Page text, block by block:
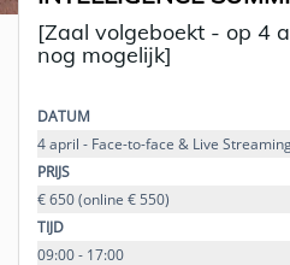
[Zaal volgeboekt - op 4
nog mogelijk]
DATUM
4 april - Face-to-face & Live
PRIJS
€ 650 (online € 550)
TIJD
09:00 - 17:00